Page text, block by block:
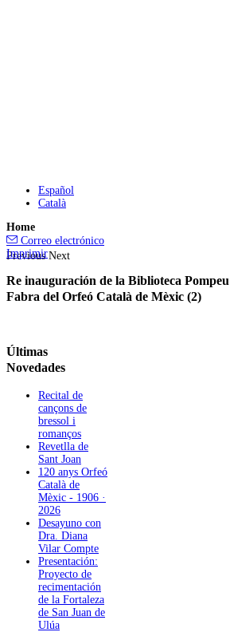
Previous Next
Español
Català
Home
Correo electrónico
Imprimir
Re inauguración de la Biblioteca Pompeu
Fabra del Orfeó Català de Mèxic (2)
Últimas
Novedades
Recital de
cançons de
bressol i
romanços
Revetlla de
Sant Joan
120 anys Orfeó
Català de
Mèxic - 1906 ·
2026
Desayuno con
Dra. Diana
Vilar Compte
Presentación:
Proyecto de
recimentación
de la Fortaleza
de San Juan de
Ulúa